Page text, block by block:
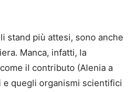
stand più attesi, sono anche
Manca, infatti, la
il contributo (Alenia a
quegli organismi scientifici